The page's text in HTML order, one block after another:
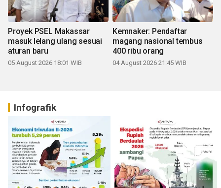
Proyek PSEL Makassar
masuk lelang ulang sesuai
aturan baru
05 August 2026 18:01 WIB
Kemnaker: Pendaftar
magang nasional tembus
400 ribu orang
04 August 2026 21:45 WIB
Infografik